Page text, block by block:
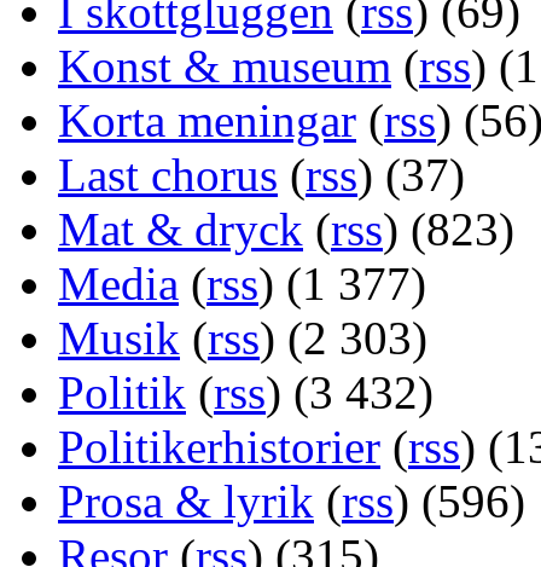
I skottgluggen (rss) (69)
Konst & museum (rss)
Korta meningar (rss)
Last chorus (rss) (37)
Mat & dryck (rss) (823)
Media (rss) (1 377)
Musik (rss) (2 303)
Politik (rss) (3 432)
Politikerhistorier (rss)
Prosa & lyrik (rss) (596)
Resor (rss) (315)